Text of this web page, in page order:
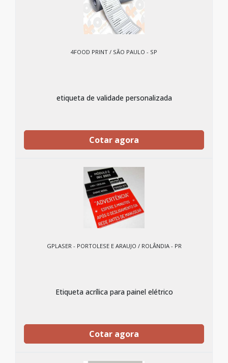
4FOOD PRINT / SÃO PAULO - SP
etiqueta de validade personalizada
Cotar agora
GPLASER - PORTOLESE E ARAUJO / ROLÂNDIA - PR
Etiqueta acrílica para painel elétrico
Cotar agora